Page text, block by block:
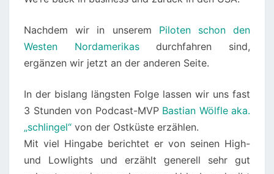
Nachdem wir in unserem Piloten schon den
Westen Nordamerikasdurchfahren sind,
ergänzen wir jetzt an der anderen Seite.
In der bislang längsten Folge lassen wir uns fast
3 Stunden von Podcast-MVP Bastian Wölfle aka.
„schlingel“ von der Ostküste erzählen.
Mit viel Hingabe berichtet er von seinen High-
und Lowlights und erzählt generell sehr gut